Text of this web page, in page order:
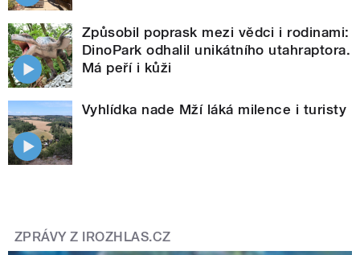
Způsobil poprask mezi vědci i rodinami:
DinoPark odhalil unikátního utahraptora.
Má peří i kůži
Vyhlídka nade Mží láká milence i turisty
ZPRÁVY Z IROZHLAS.CZ